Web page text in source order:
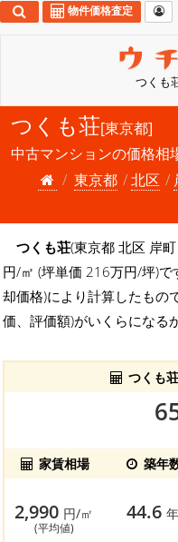
つくも
物件価格査定
つくも荘[東京都]
中古マンションの価格相
東京都
北区
つくも荘(東京都 北区 岸
円/㎡ (坪単価 216万円/坪)
却価格)により計算したもの
価、評価額)がいくらになる
つくも
家賃相場 築年
2,990 円/㎡
(平均値)
44.6年